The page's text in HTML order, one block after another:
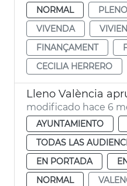
NORMAL
PLENO
VIVENDA
FINANÇAMENT
CECILIA HERRERO
modificado hace 6
AYUNTAMIENTO
TODAS LAS
EN PORTADA
NORMAL